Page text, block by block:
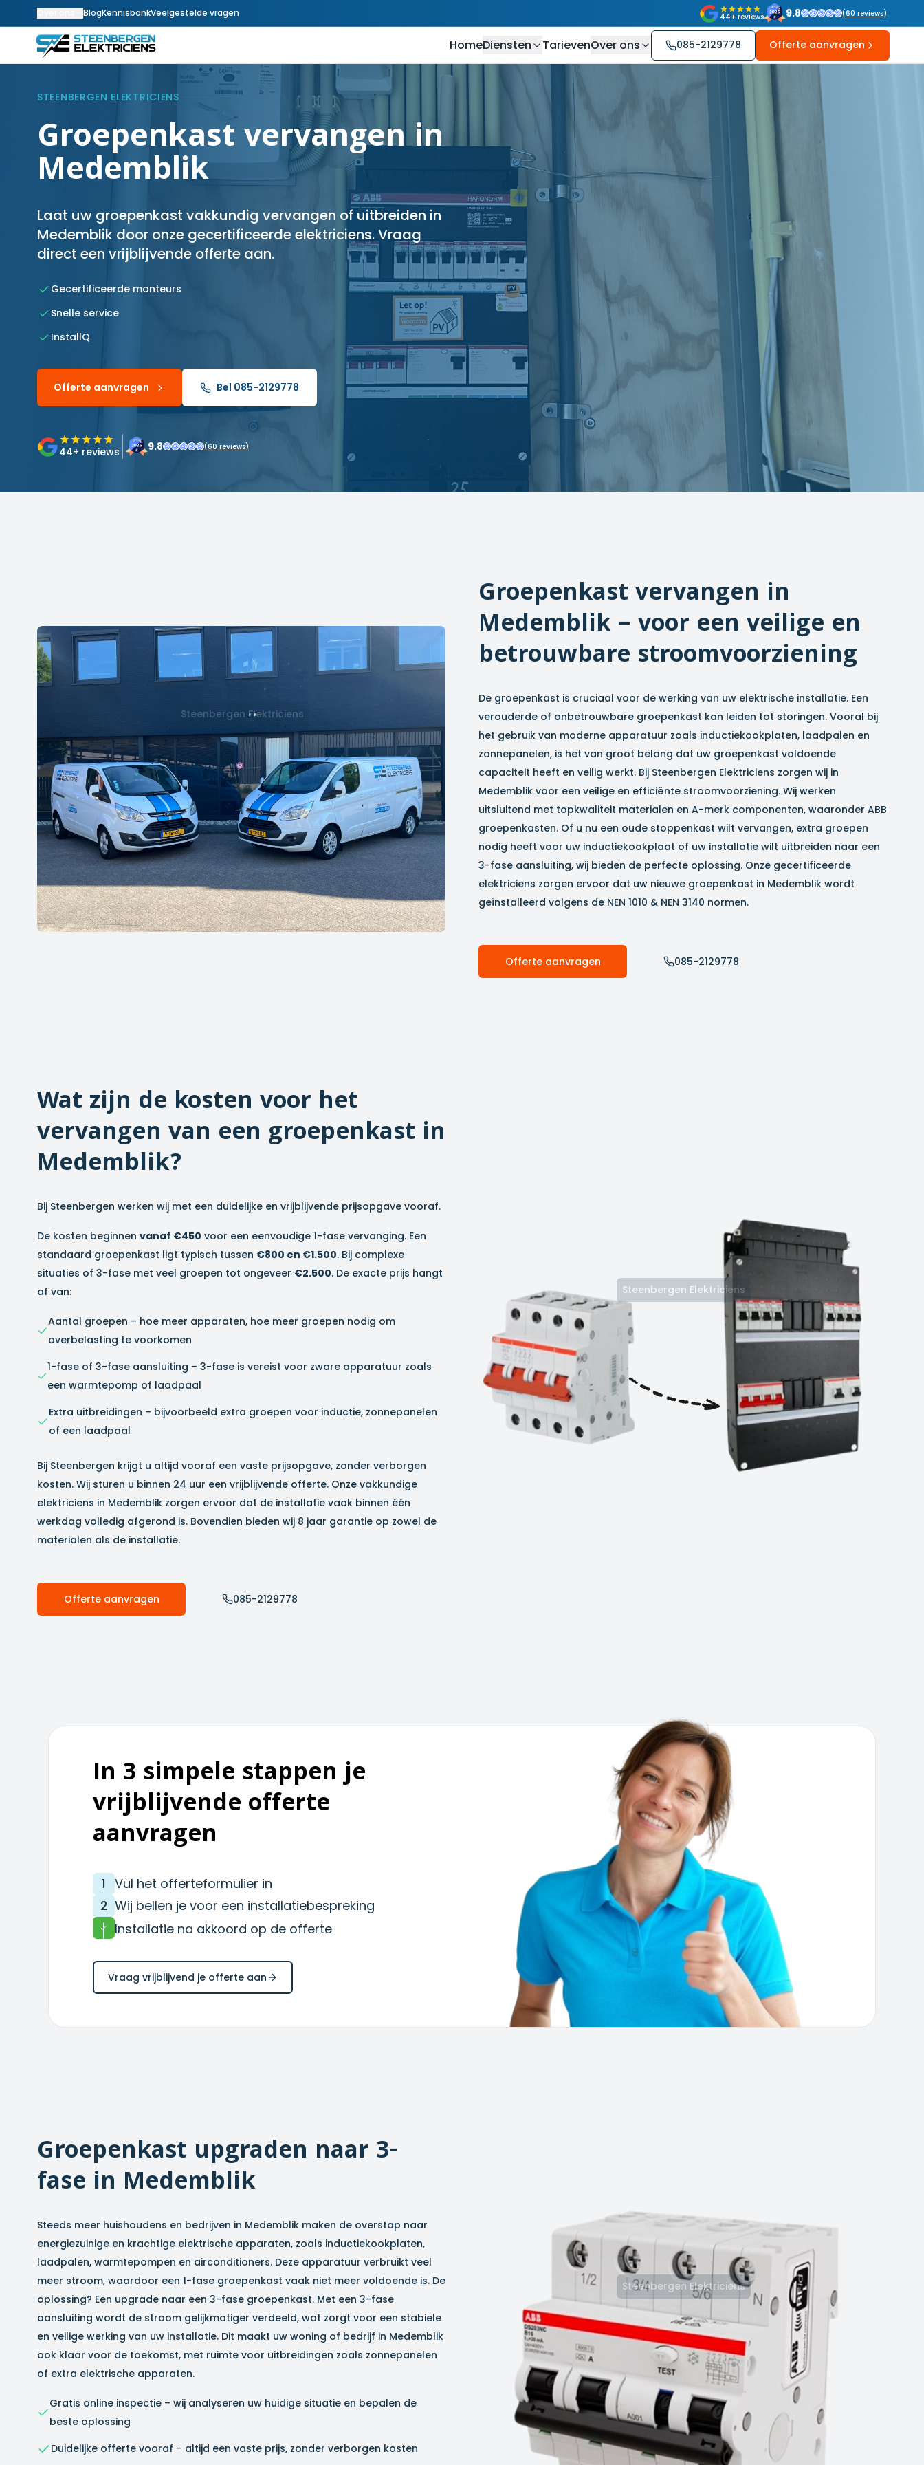
BlogKennisbankVeelgestelde vragen 44+ reviews 9.8 (60 reviews)
HomeDiensten TarievenOver ons 085-2129778 Offerte aanvragen
STEENBERGEN ELEKTRICIENS
Groepenkast vervangen in
Medemblik
Laat uw groepenkast vakkundig vervangen of uitbreiden in
Medemblik door onze gecertificeerde elektriciens. Vraag
direct een vrijblijvende offerte aan.
Gecertificeerde monteurs
Snelle service
InstallQ
Offerte aanvragen Bel 085-2129778
44+ reviews 9.8 (60 reviews)
Groepenkast vervangen in
Medemblik– voor een veilige en
betrouwbare stroomvoorziening
De groepenkast is cruciaal voor de werking van uw elektrische installatie. Een
verouderde of onbetrouwbare groepenkast kan leiden tot storingen. Vooral bij
het gebruik van moderne apparatuur zoals inductiekookplaten, laadpalen en
zonnepanelen, is het van groot belang dat uw groepenkast voldoende
capaciteit heeft en veilig werkt. Bij Steenbergen Elektriciens zorgen wij in
Medemblik voor een veilige en efficiënte stroomvoorziening. Wij werken
uitsluitend met topkwaliteit materialen en A-merk componenten, waaronder ABB
groepenkasten. Of u nu een oude stoppenkast wilt vervangen, extra groepen
nodig heeft voor uw inductiekookplaat of uw installatie wilt uitbreiden naar een
3-fase aansluiting, wij bieden de perfecte oplossing. Onze gecertificeerde
elektriciens zorgen ervoor dat uw nieuwe groepenkast in Medemblik wordt
geïnstalleerd volgens de NEN 1010 & NEN 3140 normen.
Offerte aanvragen 085-2129778
Steenbergen Elektriciens
Wat zijn de kosten voor het
vervangen van een groepenkast in
Medemblik?
Bij Steenbergen werken wij met een duidelijke en vrijblijvende prijsopgave vooraf.
De kosten beginnen vanaf €450 voor een eenvoudige 1-fase vervanging. Een
standaard groepenkast ligt typisch tussen €800 en €1.500. Bij complexe
situaties of 3-fase met veel groepen tot ongeveer €2.500. De exacte prijs hangt
af van:
Aantal groepen – hoe meer apparaten, hoe meer groepen nodig om
overbelasting te voorkomen
1-fase of 3-fase aansluiting – 3-fase is vereist voor zware apparatuur zoals
een warmtepomp of laadpaal
Extra uitbreidingen – bijvoorbeeld extra groepen voor inductie, zonnepanelen
of een laadpaal
Bij Steenbergen krijgt u altijd vooraf een vaste prijsopgave, zonder verborgen
kosten. Wij sturen u binnen 24 uur een vrijblijvende offerte. Onze vakkundige
elektriciens in Medemblik zorgen ervoor dat de installatie vaak binnen één
werkdag volledig afgerond is. Bovendien bieden wij 8 jaar garantie op zowel de
materialen als de installatie.
Offerte aanvragen 085-2129778
Steenbergen Elektriciens
In 3 simpele stappen je
vrijblijvende offerte
aanvragen
1 Vul het offerteformulier in
2 Wij bellen je voor een installatiebespreking
Installatie na akkoord op de offerte
Vraag vrijblijvend je offerte aan
Groepenkast upgraden naar 3-
fase in Medemblik
Steeds meer huishoudens en bedrijven in Medemblik maken de overstap naar
energiezuinige en krachtige elektrische apparaten, zoals inductiekookplaten,
laadpalen, warmtepompen en airconditioners. Deze apparatuur verbruikt veel
meer stroom, waardoor een 1-fase groepenkast vaak niet meer voldoende is. De
oplossing? Een upgrade naar een 3-fase groepenkast. Met een 3-fase
aansluiting wordt de stroom gelijkmatiger verdeeld, wat zorgt voor een stabiele
en veilige werking van uw installatie. Dit maakt uw woning of bedrijf in Medemblik
ook klaar voor de toekomst, met ruimte voor uitbreidingen zoals zonnepanelen
of extra elektrische apparaten.
Gratis online inspectie – wij analyseren uw huidige situatie en bepalen de
beste oplossing
Duidelijke offerte vooraf – altijd een vaste prijs, zonder verborgen kosten
Steenbergen Elektriciens